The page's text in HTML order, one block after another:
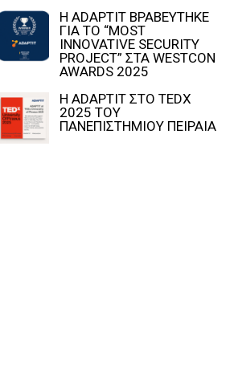
Η ADAPTIT ΒΡΑΒΕΥΤΗΚΕ
ΓΙΑ ΤΟ “MOST
INNOVATIVE SECURITY
PROJECT” ΣΤΑ WESTCON
AWARDS 2025
Η ADAPTIT ΣΤΟ TEDX
2025 ΤΟΥ
ΠΑΝΕΠΙΣΤΗΜΙΟΥ ΠΕΙΡΑΙΑ